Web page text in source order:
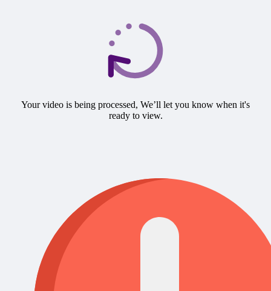
Your video is being processed, We’ll let you know when it's
ready to view.